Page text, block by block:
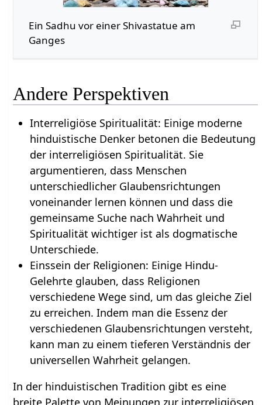
Ein Sadhu vor einer Shivastatue am
Ganges
Andere Perspektiven
Interreligiöse Spiritualität: Einige moderne
hinduistische Denker betonen die Bedeutung
der interreligiösen Spiritualität. Sie
argumentieren, dass Menschen
unterschiedlicher Glaubensrichtungen
voneinander lernen können und dass die
gemeinsame Suche nach Wahrheit und
Spiritualität wichtiger ist als dogmatische
Unterschiede.
Einssein der Religionen: Einige Hindu-
Gelehrte glauben, dass Religionen
verschiedene Wege sind, um das gleiche Ziel
zu erreichen. Indem man die Essenz der
verschiedenen Glaubensrichtungen versteht,
kann man zu einem tieferen Verständnis der
universellen Wahrheit gelangen.
In der hinduistischen Tradition gibt es eine
breite Palette von Meinungen zur interreligiösen